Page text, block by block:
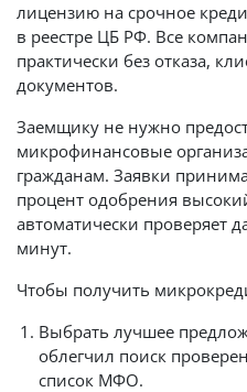
лицензию на срочное
в реестре ЦБ РФ. Все
практически без отказа,
документов.
Заемщику не нужно
микрофинансовые
гражданам. Заявки
процент одобрения
автоматически проверяет
минут.
Чтобы получить
Выбрать лучшее
облегчил поиск
список МФО.